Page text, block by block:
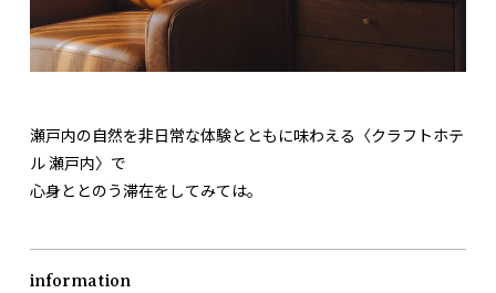
瀬戸内の自然を非日常な体験とともに味わえる〈クラフトホテ
ル 瀬戸内〉で
心身ととのう滞在をしてみては。
information